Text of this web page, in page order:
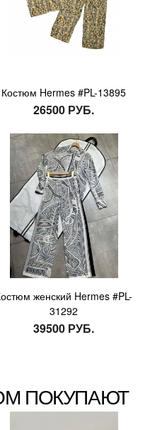
Костюм Hermes #PL-13895
26500 РУБ.
женский Hermes #PL-
31292
39500 РУБ.
ПОКУПАЮТ